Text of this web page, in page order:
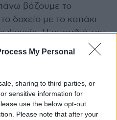
My Personal
sharing to third parties, or
sensitive information for
use the below opt-out
Please note that after your
βάζουμε το
δοχείο με το καπάκι
ψυγείο. Η μυρωδιά του
της φρεσκάδας του
κρεμμύδι είναι η
έτσι η γεύση του
Επίσης, μπορούμε